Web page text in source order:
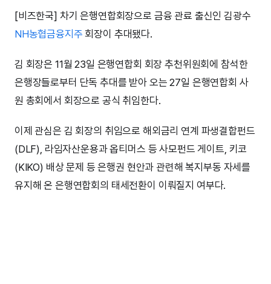
[비즈한국] 차기 은행연합회장으로 금융 관료 출신인 김광수
NH농협금융지주 회장이 추대됐다.
김 회장은 11월 23일 은행연합회 회장 추천위원회에 참석한
은행장들로부터 단독 추대를 받아 오는 27일 은행연합회 사
원 총회에서 회장으로 공식 취임한다.
이제 관심은 김 회장의 취임으로 해외금리 연계 파생결합펀드
(DLF), 라임자산운용과 옵티머스 등 사모펀드 게이트, 키코
(KIKO) 배상 문제 등 은행권 현안과 관련해 복지부동 자세를
유지해 온 은행연합회의 태세전환이 이뤄질지 여부다.